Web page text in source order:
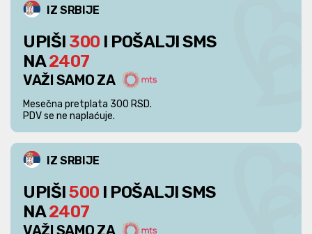
IZ SRBIJE
UPIŠI 300 I POŠALJI SMS
NA2407
VAŽI SAMO ZA
Mesečna pretplata 300 RSD.
PDV se ne naplaćuje.
IZ SRBIJE
UPIŠI500 I POŠALJI SMS
NA2407
VAŽI SAMO ZA